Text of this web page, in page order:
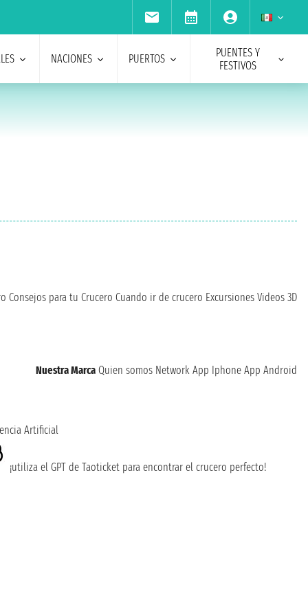
NACIONES PUERTOS
PUENTES Y
FESTIVOS
Consejos para tu Crucero Cuando ir de crucero Excursiones Videos 3D
Nuestra Marca Quien somos Network App Iphone App Android
Artificial
¡utiliza el GPT de Taoticket para encontrar el crucero perfecto!